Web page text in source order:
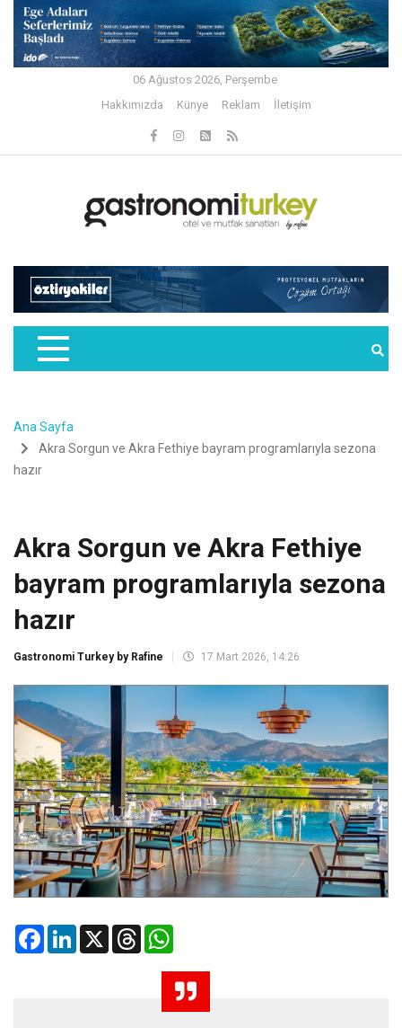
06 Ağustos 2026, Perşembe
Hakkımızda
Künye Reklam İletişim
Ana Sayfa
Akra Sorgun ve Akra Fethiye bayram programlarıyla sezona
hazır
Akra Sorgun ve Akra Fethiye
bayram programlarıyla sezona
hazır
Gastronomi Turkey by Rafine 17 Mart 2026, 14:26
FacebookLinkedIn
X Threads